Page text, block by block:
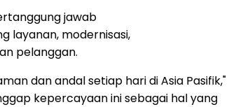
jawab
layanan, modernisasi,
pelanggan.
dan andal setiap hari di Asia Pasifik,"
kepercayaan ini sebagai hal yang